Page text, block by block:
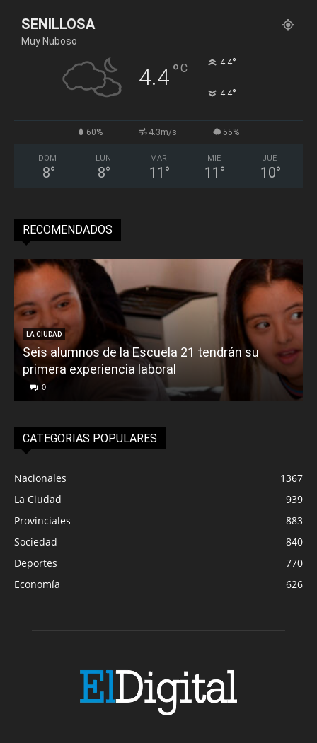
SENILLOSA
Muy Nuboso
4.4°C 4.4°
4.4°
60% 4.3m/s 55%
DOM
8°
LUN
8°
MAR
11 °
MIÉ
11 °
JUE
10°
RECOMENDADOS
LA CIUDAD
Seis alumnos de la Escuela 21 tendrán su
primera experiencia laboral
0
CATEGORIAS POPULARES
Nacionales
1367
La Ciudad
939
Provinciales
883
Sociedad
840
Deportes
770
Economía
626